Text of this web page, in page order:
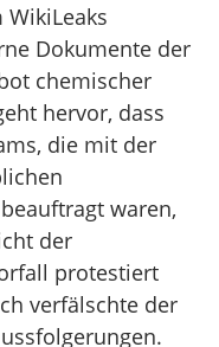
Dokumente der
chemischer
hervor, dass
die mit der
waren,
der
protestiert
verfälschte der